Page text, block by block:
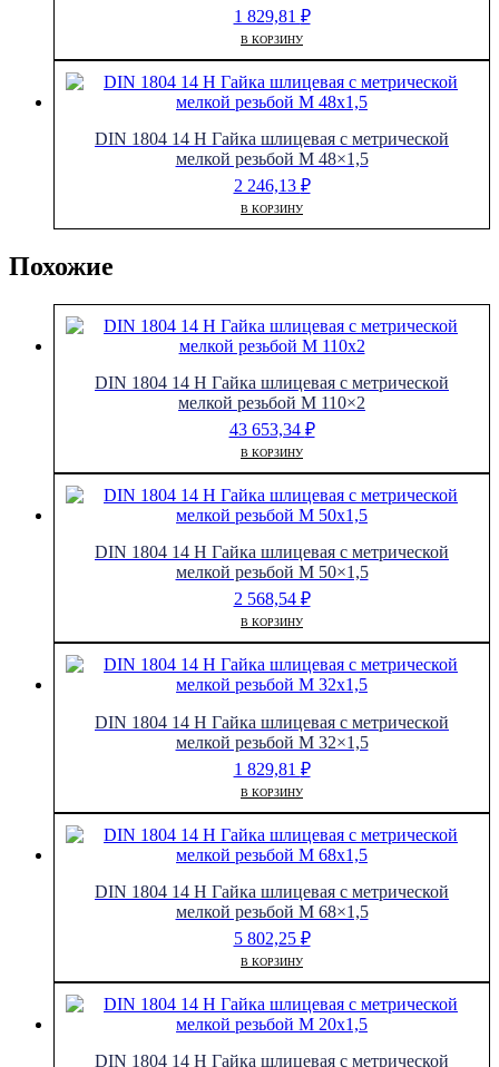
1 829,81 ₽
В КОРЗИНУ
DIN 1804 14 H Гайка шлицевая с метрической
мелкой резьбой M 48×1,5
2 246,13 ₽
В КОРЗИНУ
Похожие
DIN 1804 14 H Гайка шлицевая с метрической
мелкой резьбой M 110×2
43 653,34 ₽
В КОРЗИНУ
DIN 1804 14 H Гайка шлицевая с метрической
мелкой резьбой M 50×1,5
2 568,54 ₽
В КОРЗИНУ
DIN 1804 14 H Гайка шлицевая с метрической
мелкой резьбой M 32×1,5
1 829,81 ₽
В КОРЗИНУ
DIN 1804 14 H Гайка шлицевая с метрической
мелкой резьбой M 68×1,5
5 802,25 ₽
В КОРЗИНУ
DIN 1804 14 H Гайка шлицевая с метрической